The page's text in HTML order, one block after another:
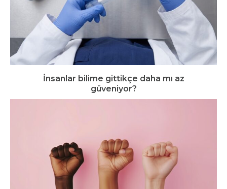
İnsanlar bilime gittikçe daha mı az
güveniyor?